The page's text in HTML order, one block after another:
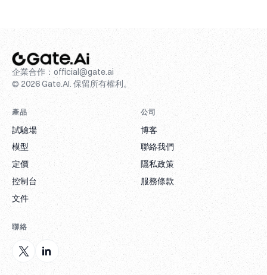
企業合作： official@gate.ai
© 2026 Gate.AI. 保留所有權利。
產品
試驗場
模型
定價
控制台
文件
公司
博客
聯絡我們
隱私政策
服務條款
聯絡